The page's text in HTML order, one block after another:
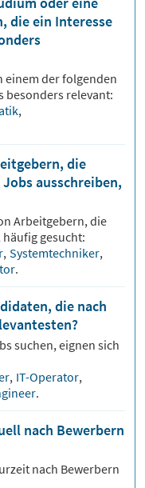
die ein Interesse
einem der folgenden
besonders relevant:
,
die
ausschreiben,
Arbeitgebern, die
gesucht:
, Systemtechniker,
.
die nach
suchen, eignen sich
, IT-Operator,
.
nach Bewerbern
nach Bewerbern